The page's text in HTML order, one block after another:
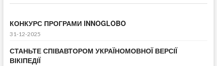
КОНКУРС ПРОГРАМИ INNOGLOBO
31-12-2025
СТАНЬТЕ СПІВАВТОРОМ УКРАЇНОМОВНОЇ ВЕРСІЇ
ВІКІПЕДІЇ